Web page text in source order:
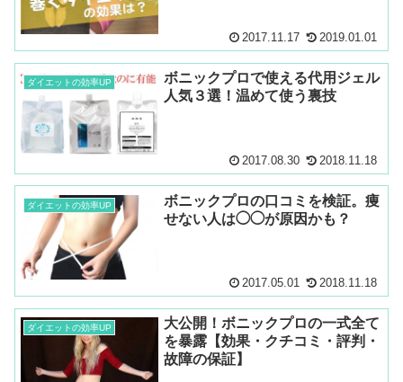
2017.11.17 2019.01.01
ダイエットの効率UP
ボニックプロで使える代用ジェル
人気３選！温めて使う裏技
2017.08.30 2018.11.18
ダイエットの効率UP
ボニックプロの口コミを検証。痩
せない人は◯◯が原因かも？
2017.05.01 2018.11.18
ダイエットの効率UP
大公開！ボニックプロの一式全て
を暴露【効果・クチコミ・評判・
故障の保証】